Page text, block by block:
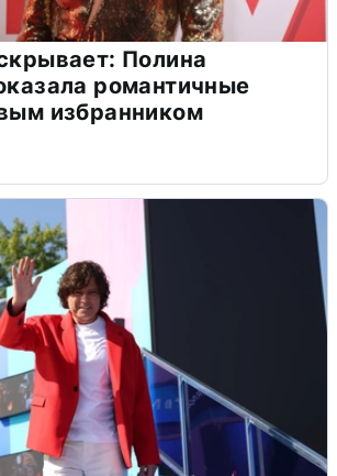
Полина
романтичные
избранником